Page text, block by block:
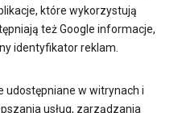
które wykorzystują
też Google informacje,
identyfikator reklam.
udostępniane w witrynach i
usług, zarządzania